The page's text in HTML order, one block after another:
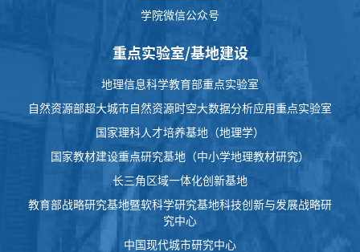
学院微信公众号
重点实验室/基地建设
地理信息科学教育部重点实验室
自然资源部超大城市自然资源时空大数据分析应用重点实验室
国家理科人才培养基地（地理学）
国家教材建设重点研究基地（中小学地理教材研究）
长三角区域一体化创新基地
教育部战略研究基地暨软科学研究基地科技创新与发展战略研
究中心
中国现代城市研究中心